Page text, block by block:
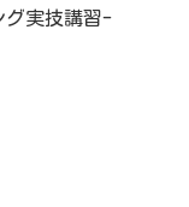
グ実技講習-